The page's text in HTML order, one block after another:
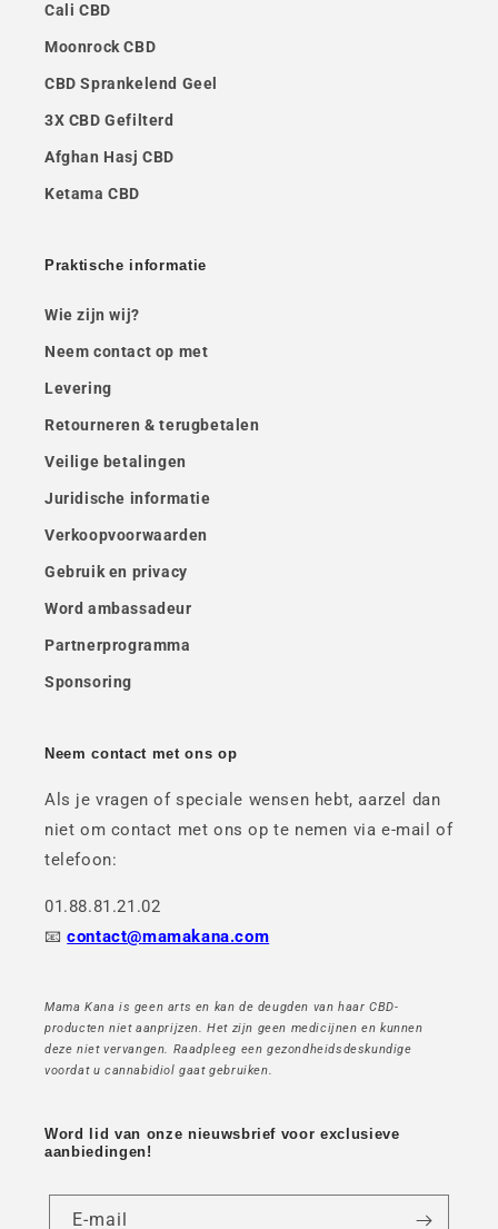
Cali CBD
Moonrock CBD
CBD Sprankelend Geel
3X CBD Gefilterd
Afghan Hasj CBD
Ketama CBD
Praktische informatie
Wie zijn wij?
Neem contact op met
Levering
Retourneren & terugbetalen
Veilige betalingen
Juridische informatie
Verkoopvoorwaarden
Gebruik en privacy
Word ambassadeur
Partnerprogramma
Sponsoring
Neem contact met ons op
Als je vragen of speciale wensen hebt, aarzel dan
niet om contact met ons op te nemen via e-mail of
telefoon:
01.88.81.21.02
📧contact@mamakana.com
Mama Kana is geen arts en kan de deugden van haar CBD-
producten niet aanprijzen. Het zijn geen medicijnen en kunnen
deze niet vervangen. Raadpleeg een gezondheidsdeskundige
voordat u cannabidiol gaat gebruiken.
Word lid van onze nieuwsbrief voor exclusieve
aanbiedingen!
E-mail